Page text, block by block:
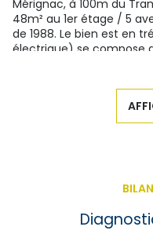
Mérignac, à 100m du
48m² au 1er étage / 5
de 1988. Le bien est en
électrique) se compose
WC, grande chambre de
Lots, charges courantes
vendre loué (date d'effet
www.georisques.gouv.fr.
pour tout complément
05.56.97.50.21